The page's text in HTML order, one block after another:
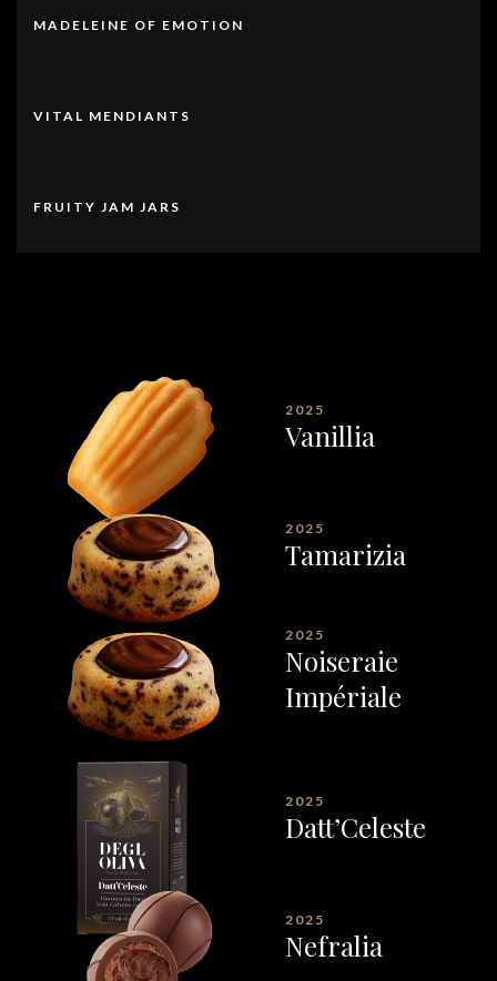
MADELEINE OF EMOTION
VITAL MENDIANTS
FRUITY JAM JARS
2025
Vanillia
2025
Tamarizia
2025
Noiseraie
Impériale
2025
Datt’Celeste
2025
Nefralia